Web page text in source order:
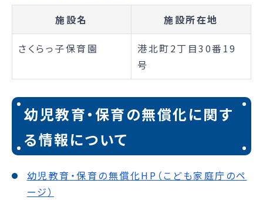
施設名 施設所在地
さくらっ子保育園
港北町2丁目30番19
号
幼児教育・保育の無償化に関す
る情報について
幼児教育・保育の無償化HP（こども家庭庁のペ
ージ）